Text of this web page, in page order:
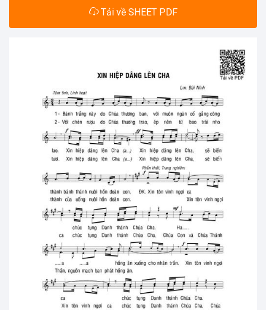
Tải về SHEET PDF